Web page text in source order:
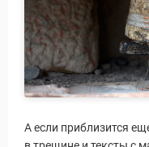
А если приблизится